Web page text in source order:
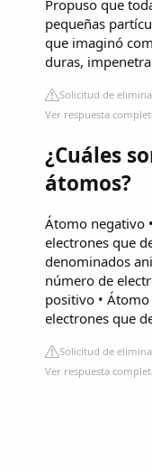
Propuso que
pequeñas
que imaginó
duras,
Solicitud de
Ver respuesta
¿Cuáles
átomos?
Átomo negativo
electrones que
denominados
número de
positivo •
electrones que
Solicitud de
Ver respuesta